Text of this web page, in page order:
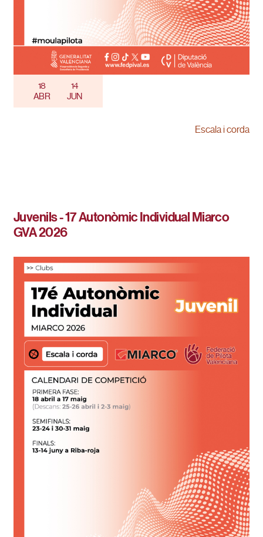
18
ABR
14
JUN
Escala i corda
Juvenils - 17 Autonòmic Individual Miarco
GVA 2026